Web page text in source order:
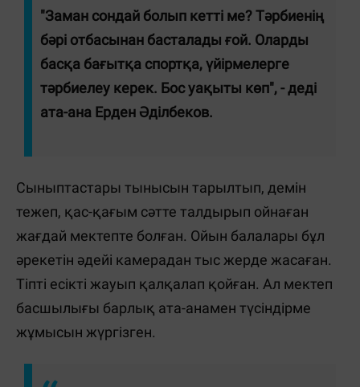
"Заман сондай болып кетті ме? Тәрбиенің
бәрі отбасынан басталады ғой. Оларды
басқа бағытқа спортқа, үйірмелерге
тәрбиелеу керек. Бос уақыты көп", - деді
ата-ана Ерден Әділбеков.
Сыныптастары тынысын тарылтып, демін
тежеп, қас-қағым сәтте талдырып ойнаған
жағдай мектепте болған. Ойын балалары бұл
әрекетін әдейі камерадан тыс жерде жасаған.
Тіпті есікті жауып қалқалап қойған. Ал мектеп
басшылығы барлық ата-анамен түсіндірме
жұмысын жүргізген.